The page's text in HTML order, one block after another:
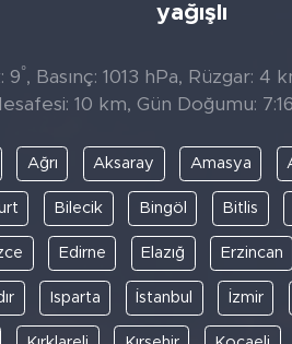
yağışlı
9°, Basınç: 1013 hPa, Rüzgar: 4
10 km, Gün Doğumu:
Ağrı Aksaray Amasya
Bilecik Bingöl Bitlis
Edirne Elazığ Erzincan
Isparta İstanbul İzmir